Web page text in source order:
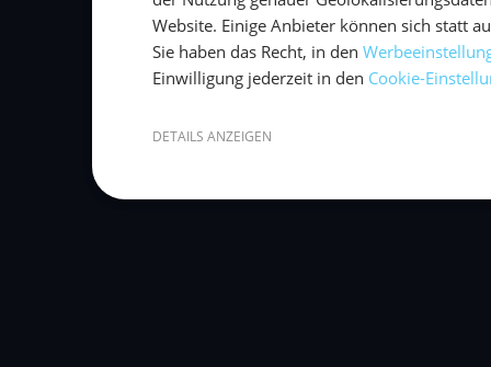
Website. Einige Anbieter können sich statt
Sie haben das Recht, in den
Einwilligung jederzeit in den Cookie-
DETAILS ANZEIGEN